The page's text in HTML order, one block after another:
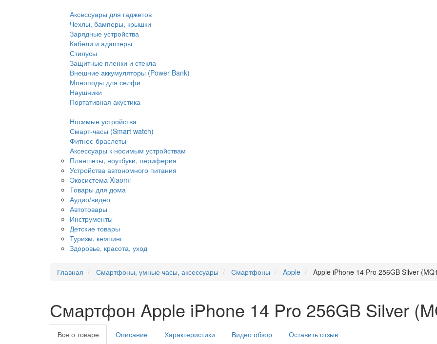
Аксессуары для гаджетов
Чехлы, бамперы, крышки
Зарядные устройства
Кабели и адаптеры
Стилусы
Защитные пленки и стекла
Внешние аккумуляторы (Power Bank)
Моноподы для селфи
Наушники
Портативная акустика
Носимые устройства
Смарт-часы (Smart watch)
Фитнес-браслеты
Аксессуары к носимым устройствам
Планшеты, ноутбуки, периферия
Устройства автономного питания
Экосистема Xiaomi
Товары для дома
Аудио/видео
Автотовары
Инструменты
Детские товары
Туризм, кемпинг
Здоровье, красота, уход
Главная Смартфоны, умные часы, аксессуары Смартфоны Apple Apple iPhone 14 Pro 256GB Silver
Смартфон Apple iPhone 14 Pro 256GB Silver
Все о товаре Описание Характеристики Видео обзор Оставить отзыв